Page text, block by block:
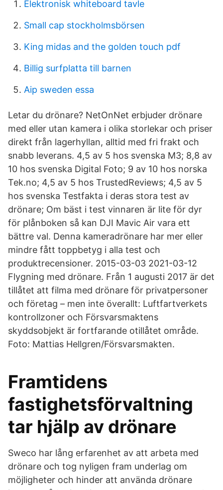
Elektronisk whiteboard tavle
Small cap stockholmsbörsen
King midas and the golden touch pdf
Billig surfplatta till barnen
Aip sweden essa
Letar du drönare? NetOnNet erbjuder drönare
med eller utan kamera i olika storlekar och priser
direkt från lagerhyllan, alltid med fri frakt och
snabb leverans. 4,5 av 5 hos svenska M3; 8,8 av
10 hos svenska Digital Foto; 9 av 10 hos norska
Tek.no; 4,5 av 5 hos TrustedReviews; 4,5 av 5
hos svenska Testfakta i deras stora test av
drönare; Om bäst i test vinnaren är lite för dyr
för plånboken så kan DJI Mavic Air vara ett
bättre val. Denna kameradrönare har mer eller
mindre fått toppbetyg i alla test och
produktrecensioner. 2015-03-03 2021-03-12
Flygning med drönare. Från 1 augusti 2017 är det
tillåtet att filma med drönare för privatpersoner
och företag – men inte överallt: Luftfartverkets
kontrollzoner och Försvarsmaktens
skyddsobjekt är fortfarande otillåtet område.
Foto: Mattias Hellgren/Försvarsmakten.
Framtidens
fastighetsförvaltning
tar hjälp av drönare
Sweco har lång erfarenhet av att arbeta med
drönare och tog nyligen fram underlag om
möjligheter och hinder att använda drönare